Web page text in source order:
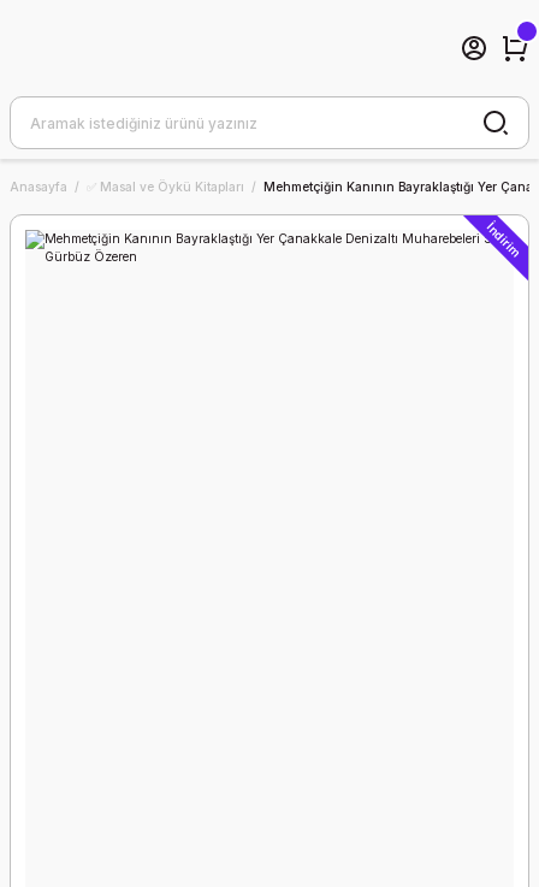
Anasayfa ✅ Masal ve Öykü Kitapları Mehmetçiğin Kanının Bayraklaştığı Yer
İndirim